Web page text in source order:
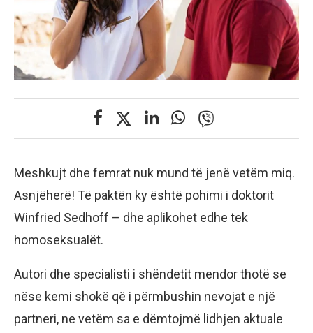
Meshkujt dhe femrat nuk mund të jenë vetëm miq.
Asnjëherë! Të paktën ky është pohimi i doktorit
Winfried Sedhoff – dhe aplikohet edhe tek
homoseksualët.
Autori dhe specialisti i shëndetit mendor thotë se
nëse kemi shokë që i përmbushin nevojat e një
partneri, ne vetëm sa e dëmtojmë lidhjen aktuale